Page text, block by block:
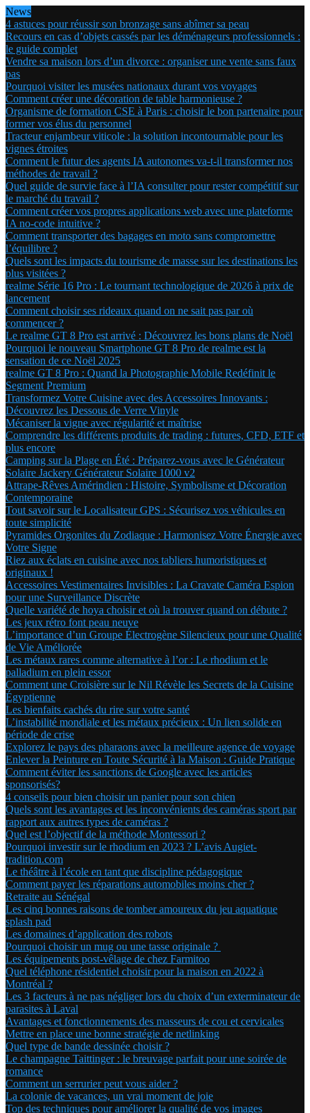
News
4 astuces pour réussir son bronzage sans abîmer sa peau
Recours en cas d’objets cassés par les déménageurs professionnels :
le guide complet
Vendre sa maison lors d’un divorce : organiser une vente sans faux
pas
Pourquoi visiter les musées nationaux durant vos voyages
Comment créer une décoration de table harmonieuse ?
Organisme de formation CSE à Paris : choisir le bon partenaire pour
former vos élus du personnel
Tracteur enjambeur viticole : la solution incontournable pour les
vignes étroites
Comment le futur des agents IA autonomes va-t-il transformer nos
méthodes de travail ?
Quel guide de survie face à l’IA consulter pour rester compétitif sur
le marché du travail ?
Comment créer vos propres applications web avec une plateforme
IA no-code intuitive ?
Comment transporter des bagages en moto sans compromettre
l’équilibre ?
Quels sont les impacts du tourisme de masse sur les destinations les
plus visitées ?
realme Série 16 Pro : Le tournant technologique de 2026 à prix de
lancement
Comment choisir ses rideaux quand on ne sait pas par où
commencer ?
Le realme GT 8 Pro est arrivé : Découvrez les bons plans de Noël
Pourquoi le nouveau Smartphone GT 8 Pro de realme est la
sensation de ce Noël 2025
realme GT 8 Pro : Quand la Photographie Mobile Redéfinit le
Segment Premium
Transformez Votre Cuisine avec des Accessoires Innovants :
Découvrez les Dessous de Verre Vinyle
Mécaniser la vigne avec régularité et maîtrise
Comprendre les différents produits de trading : futures, CFD, ETF et
plus encore
Camping sur la Plage en Été : Préparez-vous avec le Générateur
Solaire Jackery Générateur Solaire 1000 v2
Attrape-Rêves Amérindien : Histoire, Symbolisme et Décoration
Contemporaine
Tout savoir sur le Localisateur GPS : Sécurisez vos véhicules en
toute simplicité
Pyramides Orgonites du Zodiaque : Harmonisez Votre Énergie avec
Votre Signe
Riez aux éclats en cuisine avec nos tabliers humoristiques et
originaux !
Accessoires Vestimentaires Invisibles : La Cravate Caméra Espion
pour une Surveillance Discrète
Quelle variété de hoya choisir et où la trouver quand on débute ?
Les jeux rétro font peau neuve
L’importance d’un Groupe Électrogène Silencieux pour une Qualité
de Vie Améliorée
Les métaux rares comme alternative à l’or : Le rhodium et le
palladium en plein essor
Comment une Croisière sur le Nil Révèle les Secrets de la Cuisine
Égyptienne
Les bienfaits cachés du rire sur votre santé
L’instabilité mondiale et les métaux précieux : Un lien solide en
période de crise
Explorez le pays des pharaons avec la meilleure agence de voyage
Enlever la Peinture en Toute Sécurité à la Maison : Guide Pratique
Comment éviter les sanctions de Google avec les articles
sponsorisés?
4 conseils pour bien choisir un panier pour son chien
Quels sont les avantages et les inconvénients des caméras sport par
rapport aux autres types de caméras ?
Quel est l’objectif de la méthode Montessori ?
Pourquoi investir sur le rhodium en 2023 ? L’avis Augiet-
tradition.com
Le théâtre à l’école en tant que discipline pédagogique
Comment payer les réparations automobiles moins cher ?
Retraite au Sénégal
Les cinq bonnes raisons de tomber amoureux du jeu aquatique
splash pad
Les domaines d’application des robots
Pourquoi choisir un mug ou une tasse originale ?
Les équipements post-vêlage de chez Farmitoo
Quel téléphone résidentiel choisir pour la maison en 2022 à
Montréal ?
Les 3 facteurs à ne pas négliger lors du choix d’un exterminateur de
parasites à Laval
Avantages et fonctionnements des masseurs de cou et cervicales
Mettre en place une bonne stratégie de netlinking
Quel type de bande dessinée choisir ?
Le champagne Taittinger : le breuvage parfait pour une soirée de
romance
Comment un serrurier peut vous aider ?
La colonie de vacances, un vrai moment de joie
Top des techniques pour améliorer la qualité de vos images